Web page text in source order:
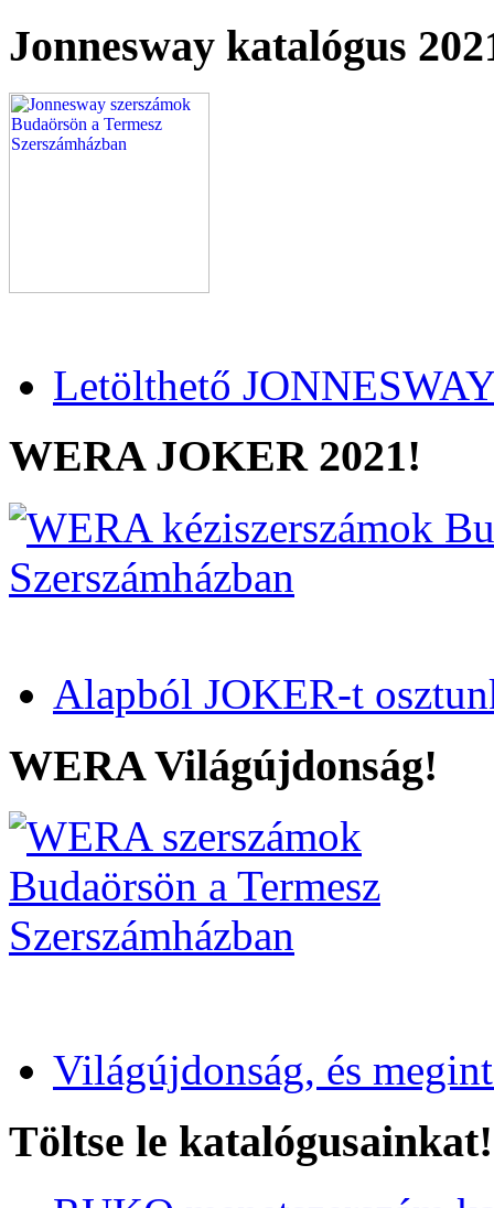
Jonnesway katalógus
Letölthető
WERA JOKER 2021!
Alapból JOKER-t
WERA Világújdonság!
Világújdonság, és
Töltse le katalógusainkat!